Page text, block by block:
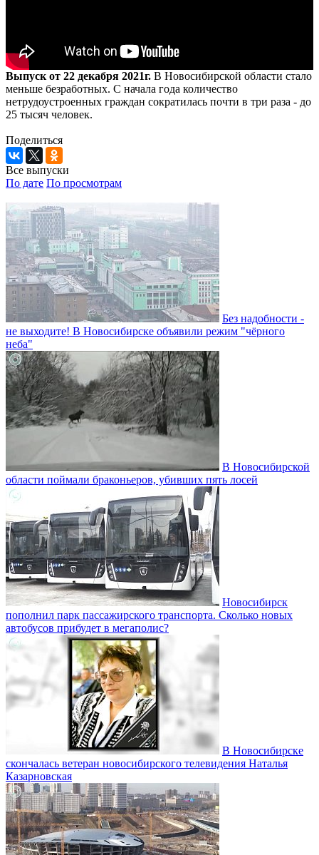
Выпуск от 22 декабря 2021г. В Новосибирской области стало
меньше безработных. С начала года количество
нетрудоустроенных граждан сократилась почти в три раза - до
25 тысяч человек.
Поделиться
Все выпуски
По дате По просмотрам
Без надобности -
не выходите! В Новосибирске объявили режим "чёрного
неба"
В Новосибирской
области поймали браконьеров, убивших пять лосей
Новосибирск
пополнил парк пассажирского транспорта. Сколько новых
автобусов прибудет в мегаполис?
В Новосибирске
скончалась ветеран новосибирского телевидения Наталья
Казарновская